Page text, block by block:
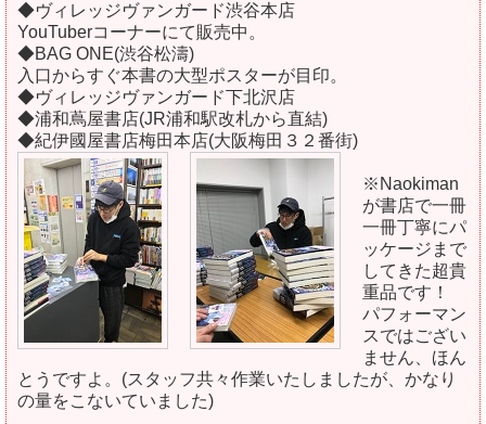
◆ヴィレッジヴァンガード渋谷本店
YouTuberコーナーにて販売中。
◆BAG ONE(渋谷松濤)
入口からすぐ本書の大型ポスターが目印。
◆ヴィレッジヴァンガード下北沢店
◆浦和蔦屋書店(JR浦和駅改札から直結)
◆紀伊國屋書店梅田本店(大阪梅田３２番街)
※Naokiman
が書店で一冊
一冊丁寧にパ
ッケージまで
してきた超貴
重品です！
パフォーマン
スではござい
ません、ほん
とうですよ。(スタッフ共々作業いたしましたが、かなり
の量をこないていました)